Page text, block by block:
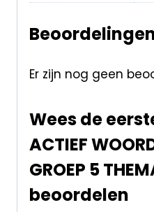
Er zijn nog geen
Wees de
ACTIEF
GROEP 5
beoordelen